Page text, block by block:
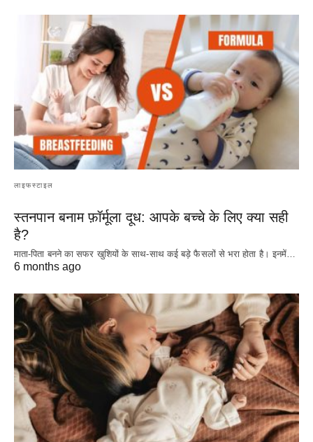
लाइफस्टाइल
स्तनपान बनाम फ़ॉर्मूला दूध: आपके बच्चे के लिए क्या सही
है?
माता-पिता बनने का सफर खुशियों के साथ-साथ कई बड़े फैसलों से भरा होता है। इनमें…
6 months ago